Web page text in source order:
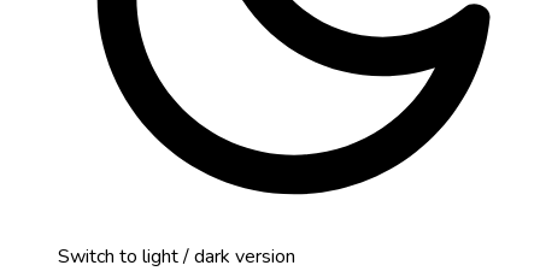
Switch to light / dark version